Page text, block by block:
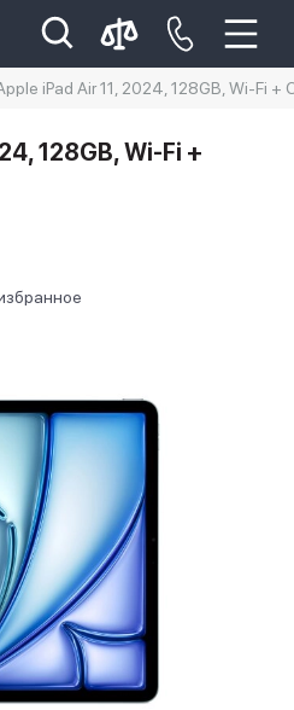
14
iPad Air 11, 2024, 128GB, Wi-Fi +
128GB, Wi-Fi +